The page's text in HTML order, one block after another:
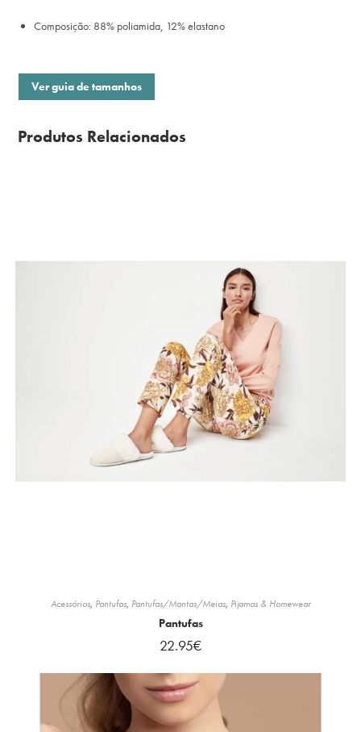
Composição: 88% poliamida, 12% elastano
Ver guia de tamanhos
Produtos Relacionados
Acessórios, Pantufas, Pantufas/Mantas/Meias, Pijamas & Homewear
Pantufas
22.95€